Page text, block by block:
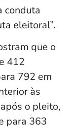
conduta
eleitoral”.
que o
412
792 em
às
o pleito,
para 363